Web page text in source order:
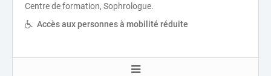
Centre de formation, Sophrologue.
Accès aux personnes à mobilité réduite